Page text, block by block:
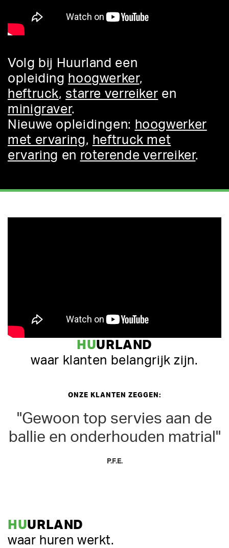
Volg bij Huurland een
opleiding hoogwerker,
heftruck, starre verreiker en
minigraver.
Nieuwe opleidingen: hoogwerker
met ervaring, heftruck met
ervaring en roterende verreiker.
HUURLAND
waar klanten belangrijk zijn.
ONZE KLANTEN ZEGGEN:
"Gewoon top servies aan de
ballie en onderhouden matrial"
P.F.E.
HUURLAND
waar huren werkt.